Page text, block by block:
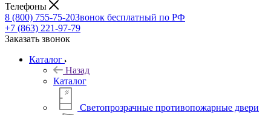
Телефоны
8 (800) 755-75-20Звонок бесплатный по РФ
+7 (863) 221-97-79
Заказать звонок
Каталог
Назад
Каталог
Светопрозрачные противопожарные двери